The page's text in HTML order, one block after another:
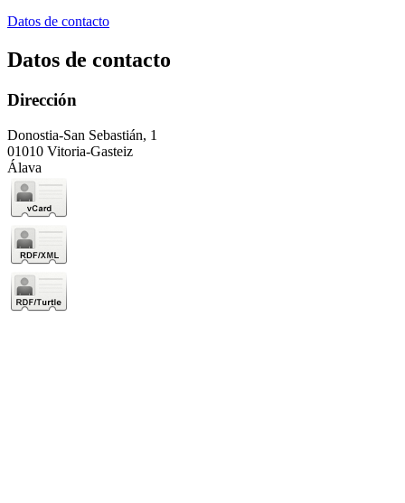
Datos de contacto
Datos de contacto
Dirección
Donostia-San Sebastián, 1
01010 Vitoria-Gasteiz
Álava